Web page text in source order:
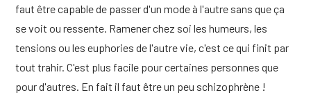
faut être capable de passer d'un mode à l'autre sans que ça
se voit ou ressente. Ramener chez soi les humeurs, les
tensions ou les euphories de l'autre vie, c'est ce qui finit par
tout trahir. C'est plus facile pour certaines personnes que
pour d'autres. En fait il faut être un peu schizophrène !